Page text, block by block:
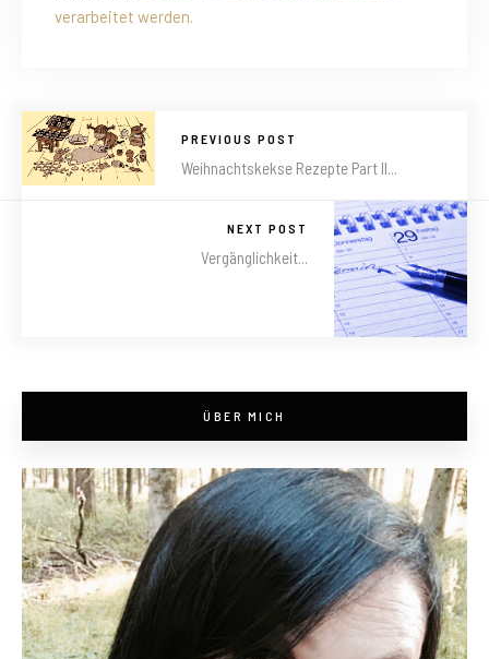
verarbeitet werden.
PREVIOUS POST
Weihnachtskekse Rezepte Part II...
NEXT POST
Vergänglichkeit...
ÜBER MICH